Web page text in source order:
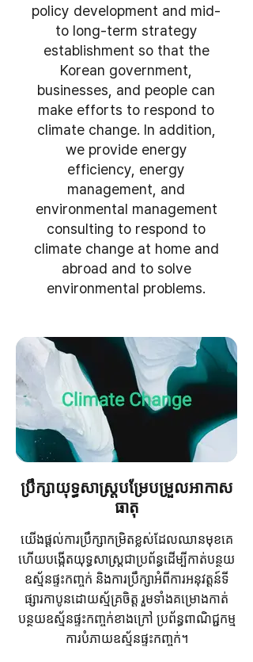
policy development and mid-
to long-term strategy
establishment so that the
Korean government,
businesses, and people can
make efforts to respond to
climate change. In addition,
we provide energy
efficiency, energy
management, and
environmental management
consulting to respond to
climate change at home and
abroad and to solve
environmental problems.
ប្រឹក្សា​យុទ្ធសាស្ត្រ​បម្រែបម្រួល​អាកាស
ធាតុ​
យើងផ្តល់ការប្រឹក្សាកម្រិតខ្លស់ដែលឈានមុខគេ
ហើយបង្កើតយុទ្ធសាស្រ្តជាប្រព័ន្ធដើម្បីកាត់បន្ថយ
ឧស្ម័នផ្ទះកញ្ចក់ ​និងការប្រឹក្សាអំពីការអនុវត្តន៍ទី
ផ្សារកាបូនដោយស្ម័គ្រចិត្ត រួមទាំងគម្រោងកាត់
បន្ថយឧស្ម័នផ្ទះកញ្ចក់ខាងក្រៅ ប្រព័ន្ធពាណិជ្ជកម្ម
ការបំភាយឧស្ម័នផ្ទះកញ្ចក់។​